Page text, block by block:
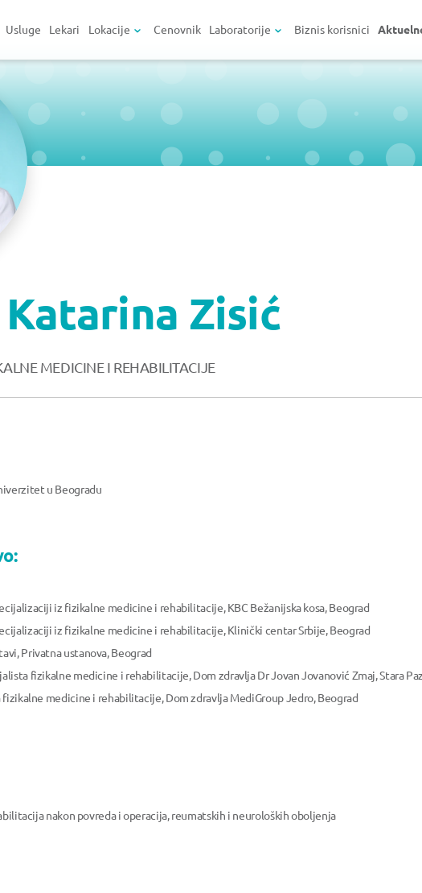
Usluge Lekari Lokacije Cenovnik Laboratorije Biznis korisnici
Zisić
MEDICINE I REHABILITACIJE
u Beogradu
iz fizikalne medicine i rehabilitacije, KBC Bežanijska kosa, Beograd
iz fizikalne medicine i rehabilitacije, Klinički centar Srbije, Beograd
Privatna ustanova, Beograd
fizikalne medicine i rehabilitacije, Dom zdravlja Dr Jovan Jovanović Zmaj, Stara
fizikalne medicine i rehabilitacije, Dom zdravlja MediGroup Jedro, Beograd
nakon povreda i operacija, reumatskih i neuroloških oboljenja